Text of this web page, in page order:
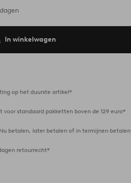
In winkelwagen
op het duurste artikel*
voor standaard pakketten boven de 129 euro*
Nu betalen, later betalen of in termijnen betalen
retourrecht*